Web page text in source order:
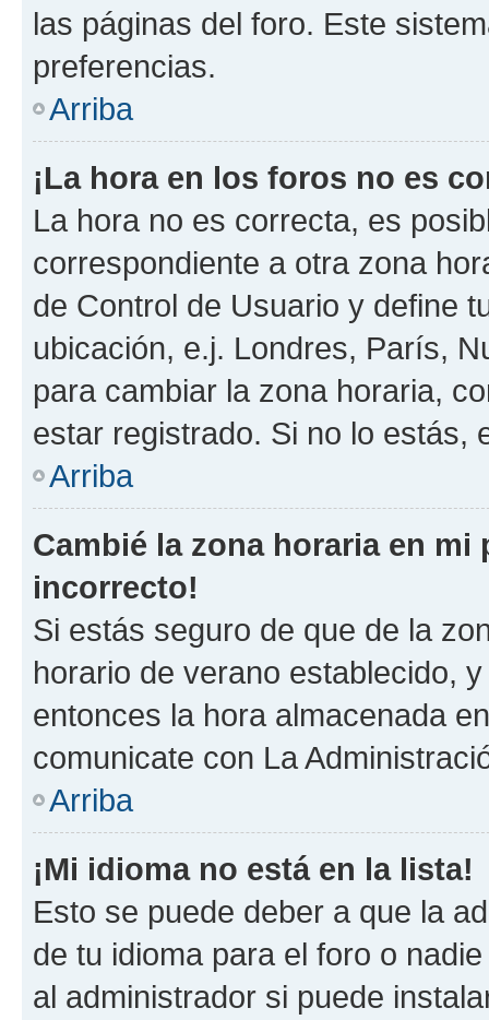
las páginas del foro. Este
preferencias.
Arriba
¡La hora en los foros no es
La hora no es correcta, es
correspondiente a otra zona
de Control de Usuario y define
ubicación, e.j. Londres, París,
para cambiar la zona horaria,
estar registrado. Si no lo estás,
Arriba
Cambié la zona horaria en
incorrecto!
Si estás seguro de que de la
horario de verano establecido,
entonces la hora almacenada
comunicate con La
Arriba
¡Mi idioma no está en la lista!
Esto se puede deber a que la
de tu idioma para el foro o
al administrador si puede